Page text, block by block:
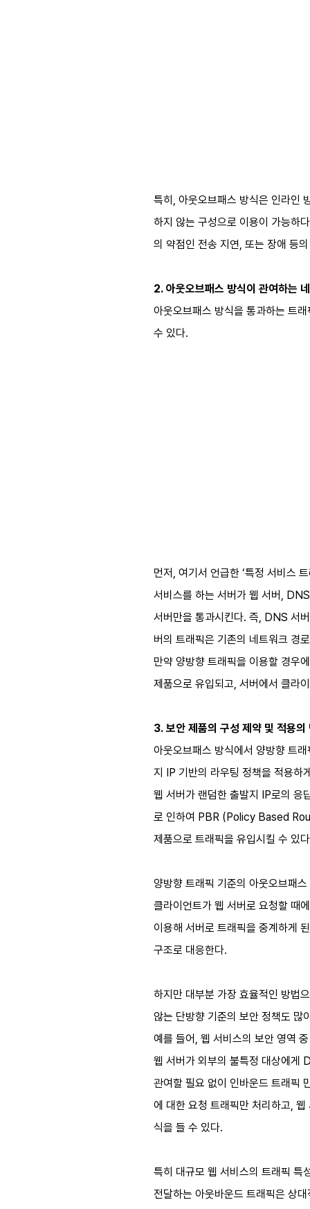
특히, 아웃오브패스 방식은 인라인
하지 않는 구성으로 이용이 가능하
의 약점인 전송 지연, 또는 장애 등
2. 아웃오브패스 방식이 관여하는
아웃오브패스 방식을 통과하는 트
수 있다.
먼저, 여기서 언급한 ‘특정 서비스
서비스를 하는 서버가 웹 서버,
서버만을 통과시킨다. 즉, DNS 서
버의 트래픽은 기존의 네트워크 경
만약 양방향 트래픽을 이용할 경우
제품으로 유입되고, 서버에서 클라
3. 보안 제품의 구성 제약 및 적용의
아웃오브패스 방식에서 양방향 트
지 IP 기반의 라우팅 정책을 적용하
웹 서버가 랜덤한 출발지 IP로의 응
로 인하여 PBR (Policy Based
제품으로 트래픽을 유입시킬 수 있
양방향 트래픽 기준의 아웃오브패
클라이언트가 웹 서버로 요청할 때
이용해 서버로 트래픽을 중계하게
구조로 대응한다.
하지만 대부분 가장 효율적인 방법
않는 단방향 기준의 보안 정책도
예를 들어, 웹 서비스의 보안 영역
웹 서버가 외부의 불특정 대상에게
관여할 필요 없이 인바운드 트래픽
에 대한 요청 트래픽만 처리하고,
식을 들 수 있다.
특히 대규모 웹 서비스의 트래픽 특
전달하는 아웃바운드 트래픽은 상